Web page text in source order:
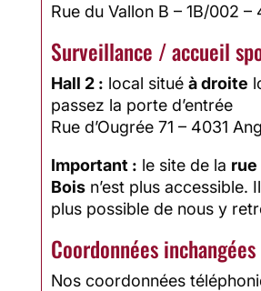
Rue du Vallon B – 1B/002 –
Surveillance / accueil
Hall 2 : local situé à droite
passez la porte d’entrée
Rue d’Ougrée 71 – 4031
Important : le site de la
Bois n’est plus accessible.
plus possible de nous y
Coordonnées inchangées
Nos coordonnées